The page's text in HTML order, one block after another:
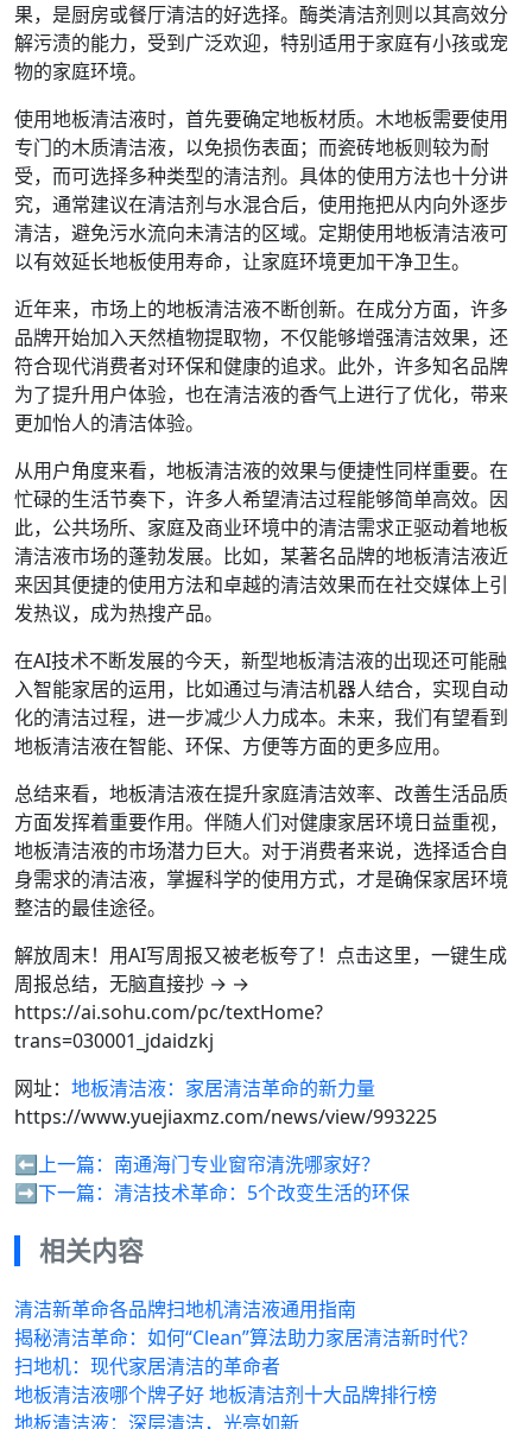
果，是厨房或餐厅清洁的好选择。酶类清洁剂则以其高效分
解污渍的能力，受到广泛欢迎，特别适用于家庭有小孩或宠
物的家庭环境。
使用地板清洁液时，首先要确定地板材质。木地板需要使用
专门的木质清洁液，以免损伤表面；而瓷砖地板则较为耐
受，而可选择多种类型的清洁剂。具体的使用方法也十分讲
究，通常建议在清洁剂与水混合后，使用拖把从内向外逐步
清洁，避免污水流向未清洁的区域。定期使用地板清洁液可
以有效延长地板使用寿命，让家庭环境更加干净卫生。
近年来，市场上的地板清洁液不断创新。在成分方面，许多
品牌开始加入天然植物提取物，不仅能够增强清洁效果，还
符合现代消费者对环保和健康的追求。此外，许多知名品牌
为了提升用户体验，也在清洁液的香气上进行了优化，带来
更加怡人的清洁体验。
从用户角度来看，地板清洁液的效果与便捷性同样重要。在
忙碌的生活节奏下，许多人希望清洁过程能够简单高效。因
此，公共场所、家庭及商业环境中的清洁需求正驱动着地板
清洁液市场的蓬勃发展。比如，某著名品牌的地板清洁液近
来因其便捷的使用方法和卓越的清洁效果而在社交媒体上引
发热议，成为热搜产品。
在AI技术不断发展的今天，新型地板清洁液的出现还可能融
入智能家居的运用，比如通过与清洁机器人结合，实现自动
化的清洁过程，进一步减少人力成本。未来，我们有望看到
地板清洁液在智能、环保、方便等方面的更多应用。
总结来看，地板清洁液在提升家庭清洁效率、改善生活品质
方面发挥着重要作用。伴随人们对健康家居环境日益重视，
地板清洁液的市场潜力巨大。对于消费者来说，选择适合自
身需求的清洁液，掌握科学的使用方式，才是确保家居环境
整洁的最佳途径。
解放周末！用AI写周报又被老板夸了！点击这里，一键生成
周报总结，无脑直接抄 → →
https://ai.sohu.com/pc/textHome?
trans=030001_jdaidzkj
网址： 地板清洁液：家居清洁革命的新力量
https://www.yuejiaxmz.com/news/view/993225
⬅️上一篇： 南通海门专业窗帘清洗哪家好？
➡️下一篇： 清洁技术革命：5个改变生活的环保
相关内容
清洁新革命各品牌扫地机清洁液通用指南
揭秘清洁革命：如何“Clean”算法助力家居清洁新时代？
扫地机：现代家居清洁的革命者
地板清洁液哪个牌子好 地板清洁剂十大品牌排行榜
地板清洁液：深层清洁，光亮如新